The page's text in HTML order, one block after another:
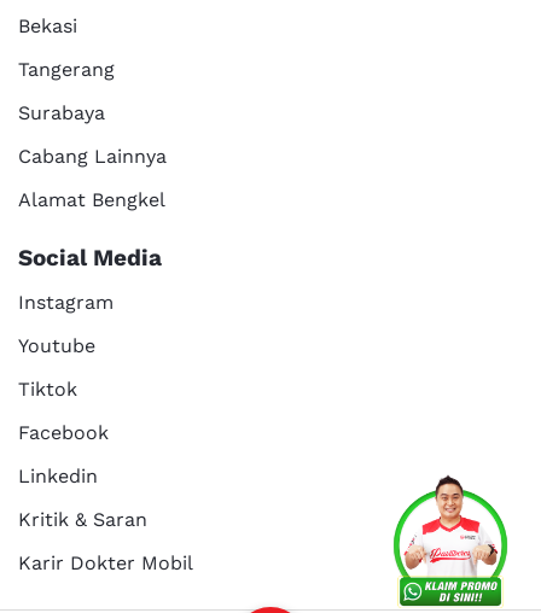
About Us
Career
Bekasi
Tangerang
Surabaya
Cabang Lainnya
Alamat Bengkel
Social Media
Instagram
Youtube
Tiktok
Facebook
Linkedin
Kritik & Saran
Karir Dokter Mobil